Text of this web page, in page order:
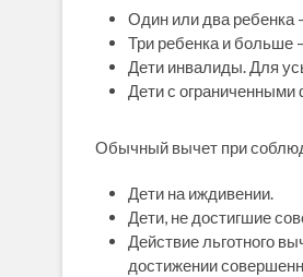
Один или два ребенка
Три ребенка и больше
Дети инвалиды. Для
Дети с
Обычный вычет при
Дети на иждивении.
Дети, не достигшие
Действие льготного
достижении